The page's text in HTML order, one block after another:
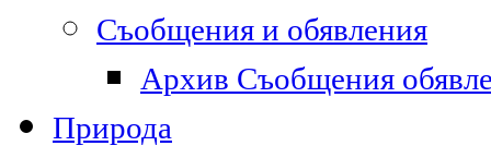
Съобщения и обявления
Архив Съобщения
Природа